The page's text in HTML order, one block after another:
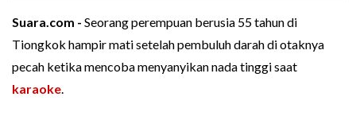
Suara.com - Seorang perempuan berusia 55 tahun di
Tiongkok hampir mati setelah pembuluh darah di otaknya
pecah ketika mencoba menyanyikan nada tinggi saat
karaoke.